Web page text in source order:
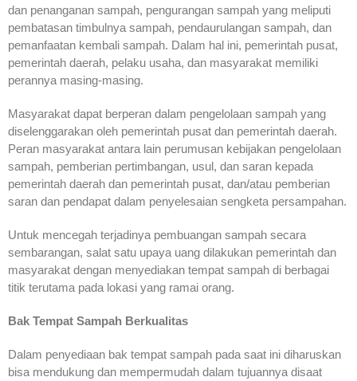
dan penanganan sampah, pengurangan sampah yang meliputi
pembatasan timbulnya sampah, pendaurulangan sampah, dan
pemanfaatan kembali sampah. Dalam hal ini, pemerintah pusat,
pemerintah daerah, pelaku usaha, dan masyarakat memiliki
perannya masing-masing.
Masyarakat dapat berperan dalam pengelolaan sampah yang
diselenggarakan oleh pemerintah pusat dan pemerintah daerah.
Peran masyarakat antara lain perumusan kebijakan pengelolaan
sampah, pemberian pertimbangan, usul, dan saran kepada
pemerintah daerah dan pemerintah pusat, dan/atau pemberian
saran dan pendapat dalam penyelesaian sengketa persampahan.
Untuk mencegah terjadinya pembuangan sampah secara
sembarangan, salat satu upaya uang dilakukan pemerintah dan
masyarakat dengan menyediakan tempat sampah di berbagai
titik terutama pada lokasi yang ramai orang.
Bak Tempat Sampah Berkualitas
Dalam penyediaan bak tempat sampah pada saat ini diharuskan
bisa mendukung dan mempermudah dalam tujuannya disaat